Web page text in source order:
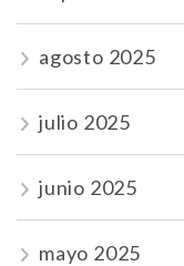
agosto 2025
julio 2025
junio 2025
mayo 2025